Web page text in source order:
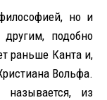
но и
подобно
раньше Канта и,
Вольфа.
из